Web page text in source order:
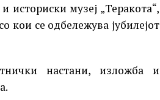
музеј „Теракота“,
кои се одбележува јубилејот
настани, изложба и